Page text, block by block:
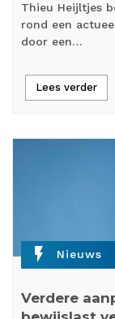
Thieu Heijltjes
rond een
door een…
Lees verder
flash_on Nieuws
Verdere